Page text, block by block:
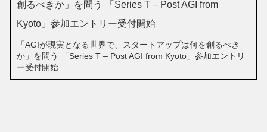
「AGIが現実となる世界で、スタートアップは何を創るべき
か」を問う 「Series T – Post AGI from Kyoto」参加エントリ
ー受付開始